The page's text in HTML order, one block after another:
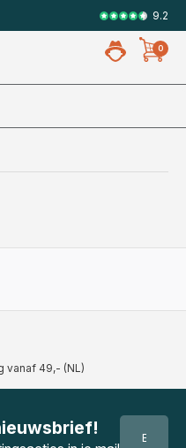
Veilig met
9.2
0
vanaf 49,- (NL)